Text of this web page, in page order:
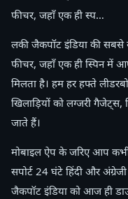
फीचर, जहाँ एक ही स्प…
लकी जैकपॉट इंडिया की सबसे
फीचर, जहाँ एक ही स्पिन में
मिलता है। हम हर हफ्ते
खिलाड़ियों को लग्जरी गैजेट्स,
जाते हैं।
मोबाइल ऐप के जरिए आप
सपोर्ट 24 घंटे हिंदी और
जैकपॉट इंडिया को आज ही